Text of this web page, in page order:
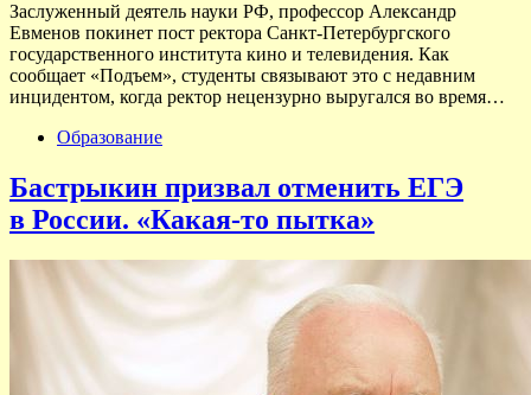
Заслуженный деятель науки РФ, профессор Александр
Евменов покинет пост ректора Санкт-Петербургского
государственного института кино и телевидения. Как
сообщает «Подъем», студенты связывают это с недавним
инцидентом, когда ректор нецензурно выругался во время…
Образование
Бастрыкин призвал отменить ЕГЭ
в России. «Какая-то пытка»